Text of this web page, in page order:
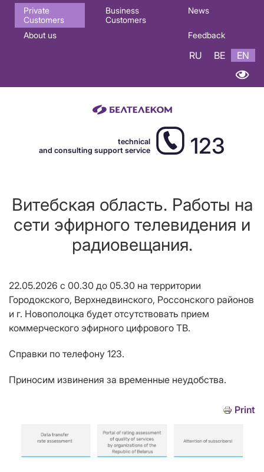
Основная
навигация
Private
Customers
Business
Customers
News
About us Feedback
RU BE EN
technical
and consulting support service
123
Витебская область. Работы на
сети эфирного телевидения и
радиовещания.
22.05.2026 с 00.30 до 05.30 на территории
Городокского, Верхнедвинского, Россонского районов
и г. Новополоцка будет отсутствовать прием
коммерческого эфирного цифрового ТВ.
Справки по телефону 123.
Приносим извинения за временные неудобства.
Print